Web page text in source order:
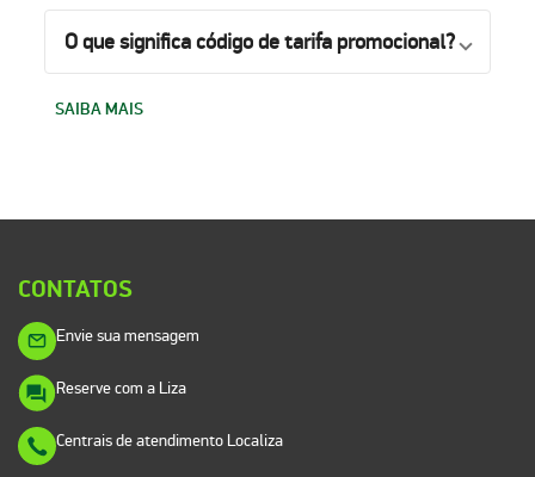
O que significa código de tarifa promocional?
SAIBA MAIS
CONTATOS
Envie sua mensagem
Reserve com a Liza
Centrais de atendimento Localiza